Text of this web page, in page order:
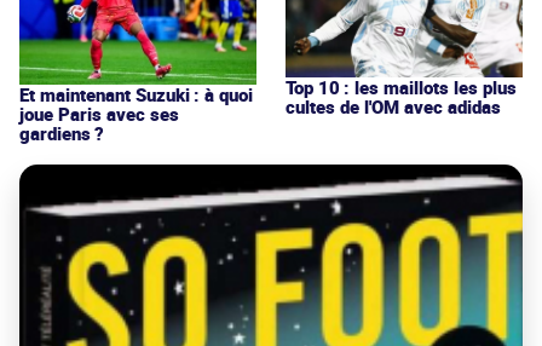
Et maintenant Suzuki : à quoi
joue Paris avec ses
gardiens ?
Top 10 : les maillots les plus
cultes de l'OM avec adidas